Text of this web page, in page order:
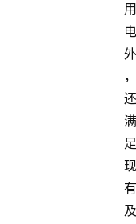
用
电
外
，
还
满
足
现
有
及